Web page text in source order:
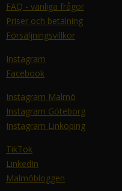
FAQ - vanliga frågor
Priser och betalning
Försäljningsvillkor
Instagram
Facebook
Instagram Malmö
Instagram Göteborg
Instagram Linköping
TikTok
LinkedIn
Malmöbloggen